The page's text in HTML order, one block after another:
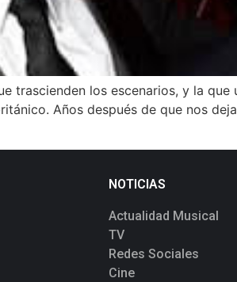
trascienden los escenarios, y la
Años después de que nos
NOTICIAS
Actualidad Musical
TV
Redes Sociales
Cine